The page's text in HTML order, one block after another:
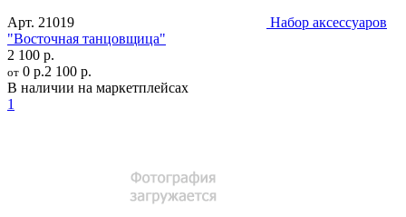
Арт. 21019
Набор аксессуаров
"Восточная танцовщица"
2 100 р.
от 0 р.2 100 р.
В наличии на маркетплейсах
1